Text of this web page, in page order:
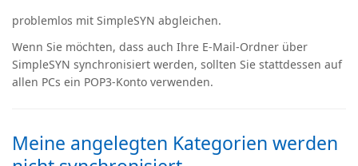
problemlos mit SimpleSYN abgleichen.
Wenn Sie möchten, dass auch Ihre E-Mail-Ordner über
SimpleSYN synchronisiert werden, sollten Sie stattdessen auf
allen PCs ein POP3-Konto verwenden.
Meine angelegten Kategorien werden